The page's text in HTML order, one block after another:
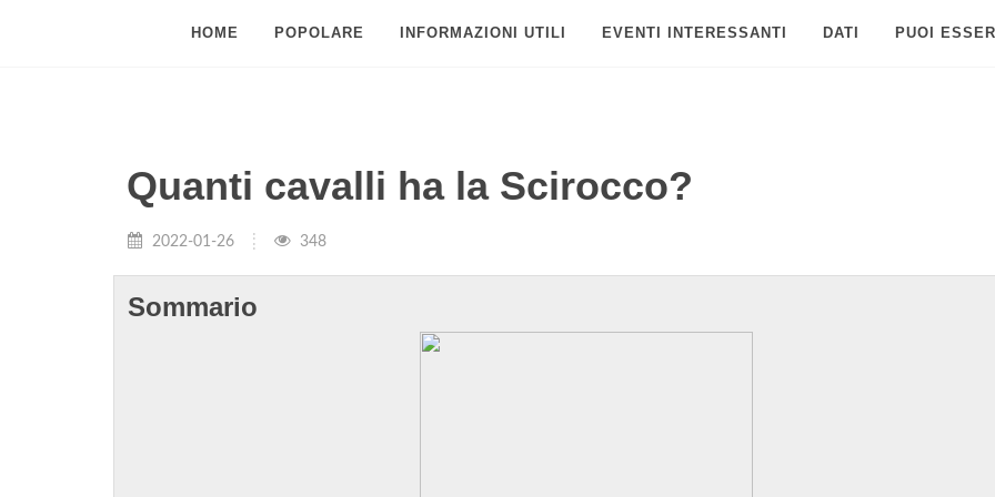
HOME POPOLARE INFORMAZIONI UTILI EVENTI INTERESSANTI DATI PUOI
Quanti cavalli ha la Scirocco?
2022-01-26 348
Sommario